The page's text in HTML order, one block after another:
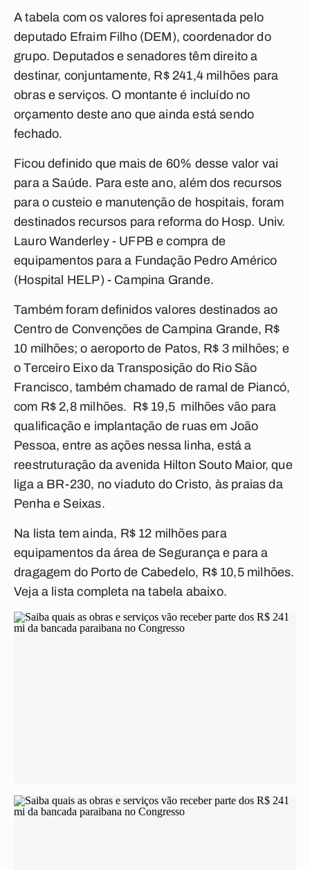
A tabela com os valores foi apresentada pelo
deputado Efraim Filho (DEM), coordenador do
grupo. Deputados e senadores têm direito a
destinar, conjuntamente, R$ 241,4 milhões para
obras e serviços. O montante é incluído no
orçamento deste ano que ainda está sendo
fechado.
Ficou definido que mais de 60% desse valor vai
para a Saúde. Para este ano, além dos recursos
para o custeio e manutenção de hospitais, foram
destinados recursos para reforma do Hosp. Univ.
Lauro Wanderley - UFPB e compra de
equipamentos para a Fundação Pedro Américo
(Hospital HELP) - Campina Grande.
Também foram definidos valores destinados ao
Centro de Convenções de Campina Grande, R$
10 milhões; o aeroporto de Patos, R$ 3 milhões; e
o Terceiro Eixo da Transposição do Rio São
Francisco, também chamado de ramal de Piancó,
com R$ 2,8 milhões. R$ 19,5 milhões vão para
qualificação e implantação de ruas em João
Pessoa, entre as ações nessa linha, está a
reestruturação da avenida Hilton Souto Maior, que
liga a BR-230, no viaduto do Cristo, às praias da
Penha e Seixas.
Na lista tem ainda, R$ 12 milhões para
equipamentos da área de Segurança e para a
dragagem do Porto de Cabedelo, R$ 10,5 milhões.
Veja a lista completa na tabela abaixo.